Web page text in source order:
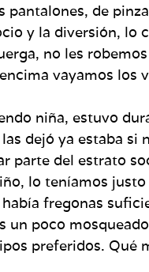
pantalones, de
y la diversión, lo
no les
vayamos los
niña, estuvo
dejó ya estaba si
parte del estrato
lo teníamos
fregonas
un poco
preferidos. Qué